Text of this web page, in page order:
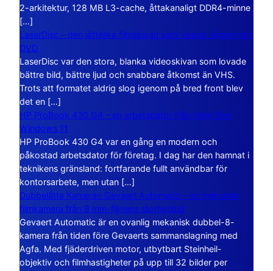
2-arkitektur, 128 MB L3-cache, åttakanaligt DDR4-minne
[…]
LaserDisc – den jättelika filmskivan som visade vägen mot
DVD
LaserDisc var den stora, blanka videoskivan som lovade
bättre bild, bättre ljud och snabbare åtkomst än VHS.
Trots att formatet aldrig slog igenom på bred front blev
det en […]
HP ProBook 430 G4 – en arbetsdator från tiden före
Windows 11
HP ProBook 430 G4 var en gång en modern och
påkostad arbetsdator för företag. I dag har den hamnat i
teknikens gränsland: fortfarande fullt användbar för
kontorsarbete, men utan […]
Dubbelåtta Kameran Gevaert Automatic – en mekanisk
filmkamera från 8 mm-filmens storhetstid
Gevaert Automatic är en ovanlig mekanisk dubbel-8-
kamera från tiden före Gevaerts sammanslagning med
Agfa. Med fjäderdriven motor, utbytbart Steinheil-
objektiv och filmhastigheter på upp till 32 bilder per